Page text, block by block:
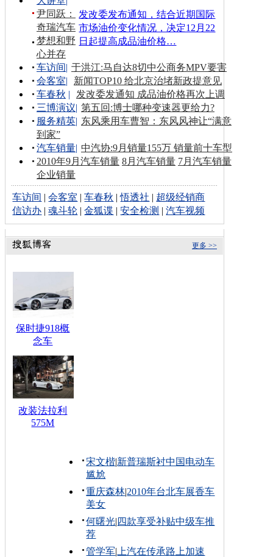
发改委发布通知，结合近期国际
市场油价变化情况，决定12月22
日起提高成品油价格…
尹同跃：
奇瑞汽车
梦想和野
心并存
车访间| 于洪江:马自达8切中公商务MPV要害
会客室|
新闻TOP10 给北京治堵新政提意见
车春秋 |
发改委发通知 成品油价格再次上调
三博演议| 第五回:博士哪种变速器更给力?
服务精英| 东风乘用车曹智：东风风神让“满意
到家”
汽车销量| 中汽协:9月销量155万 销量前十车型
2010年9月汽车销量 8月汽车销量 7月汽车销量
企业销量
车访间 |会客室 |车春秋 |悟透社 | 超级经销商
信访办 |魂斗轮 |金狐谍 |安全检测 |汽车视频
更多 >>
保时捷918概
念车
改装法拉利
575M
宋文楷|新普瑞斯衬中国电动车
尴尬
重庆森林|2010年台北车展香车
美女
何曙光| 四款享受补贴中级车推
荐
管学军| 上汽在传承路上加速